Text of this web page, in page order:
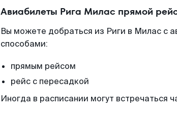
Авиабилеты Рига Милас прямой
Вы можете добраться из Риги в Милас с
способами:
прямым рейсом
рейс с пересадкой
Иногда в расписании могут встречаться